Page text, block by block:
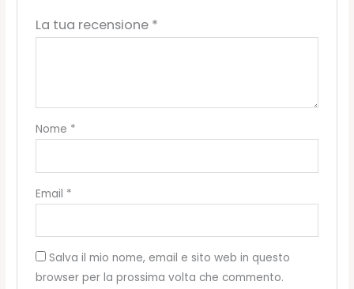
La tua recensione *
Nome *
Email *
Salva il mio nome, email e sito web in questo
browser per la prossima volta che commento.